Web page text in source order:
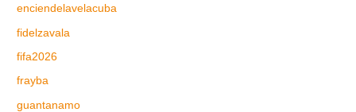
enciendelavelacuba
fidelzavala
fifa2026
frayba
guantanamo